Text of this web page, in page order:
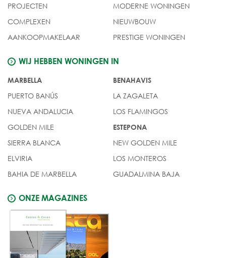
PROJECTEN
COMPLEXEN
AANKOOPMAKELAAR
MODERNE WONINGEN
NIEUWBOUW
PRESTIGE WONINGEN
WIJ HEBBEN WONINGEN IN
MARBELLA
PUERTO BANÚS
NUEVA ANDALUCIA
GOLDEN MILE
SIERRA BLANCA
ELVIRIA
BAHIA DE MARBELLA
BENAHAVIS
LA ZAGALETA
LOS FLAMINGOS
ESTEPONA
NEW GOLDEN MILE
LOS MONTEROS
GUADALMINA BAJA
ONZE MAGAZINES